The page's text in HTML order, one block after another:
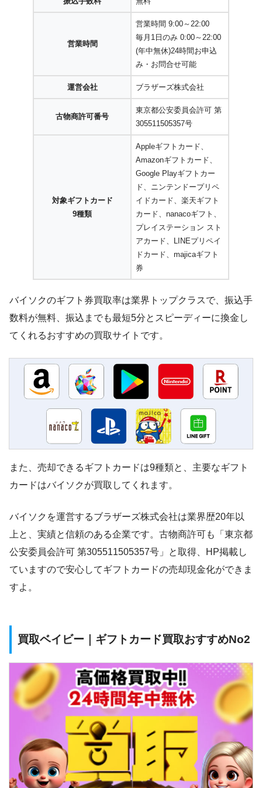
営業時間
営業時間 9:00～22:00
毎月1日のみ 0:00～22:00
(年中無休)24時間お申込
み・お問合せ可能
運営会社 ブラザーズ株式会社
古物商許可番号
東京都公安委員会許可 第
305511505357号
対象ギフトカード
9種類
Appleギフトカード、
Amazonギフトカード、
Google Playギフトカー
ド、ニンテンドープリペ
イドカード、楽天ギフト
カード、nanacoギフト、
プレイステーション スト
アカード、LINEプリペイ
ドカード、majicaギフト
券
バイソクのギフト券買取率は業界トップクラスで、振込手
数料が無料、振込までも最短5分とスピーディーに換金し
てくれるおすすめの買取サイトです。
また、売却できるギフトカードは9種類と、主要なギフト
カードはバイソクが買取してくれます。
バイソクを運営するブラザーズ株式会社は業界歴20年以
上と、実績と信頼のある企業です。古物商許可も「東京都
公安委員会許可 第305511505357号」と取得、HP掲載し
ていますので安心してギフトカードの売却現金化ができま
すよ。
買取ベイビー｜ギフトカード買取おすすめNo2